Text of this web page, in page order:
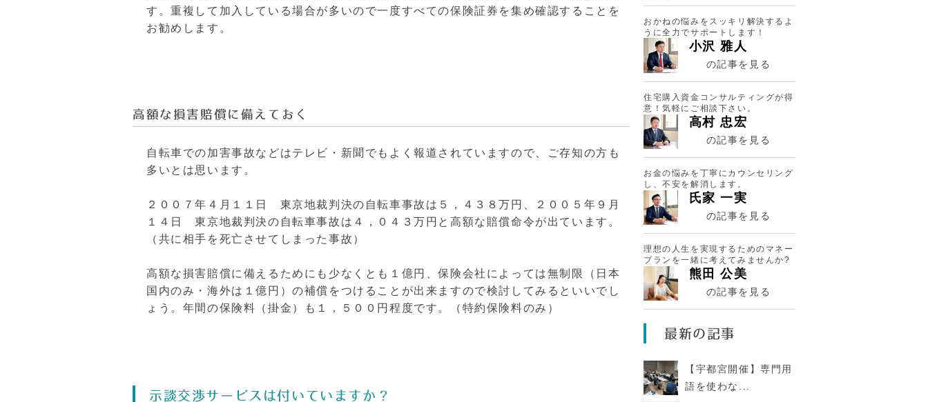
す。重複して加入している場合が多いので一度すべての保険証券を集め確認することを
お勧めします。
高額な損害賠償に備えておく
自転車での加害事故などはテレビ・新聞でもよく報道されていますので、ご存知の方も
多いとは思います。
２００７年４月１１日 東京地裁判決の自転車事故は５，４３８万円、２００５年９月
１４日 東京地裁判決の自転車事故は４，０４３万円と高額な賠償命令が出ています。
（共に相手を死亡させてしまった事故）
高額な損害賠償に備えるためにも少なくとも１億円、保険会社によっては無制限（日本
国内のみ・海外は１億円）の補償をつけることが出来ますので検討してみるといいでし
ょう。 年間の保険料（掛金）も１，５００円程度です。（特約保険料のみ）
示談交渉サービスは付いていますか？
おかねの悩みをスッキリ解決するよ
うに全力でサポートします！
小沢 雅人
の記事を見る
住宅購入資金コンサルティングが得
意！気軽にご相談下さい。
高村 忠宏
の記事を見る
お金の悩みを丁寧にカウンセリング
し、不安を解消します。
氏家 一実
の記事を見る
理想の人生を実現するためのマネー
プランを一緒に考えてみませんか?
熊田 公美
の記事を見る
最新の記事
【宇都宮開催】専門用
語を使わな...